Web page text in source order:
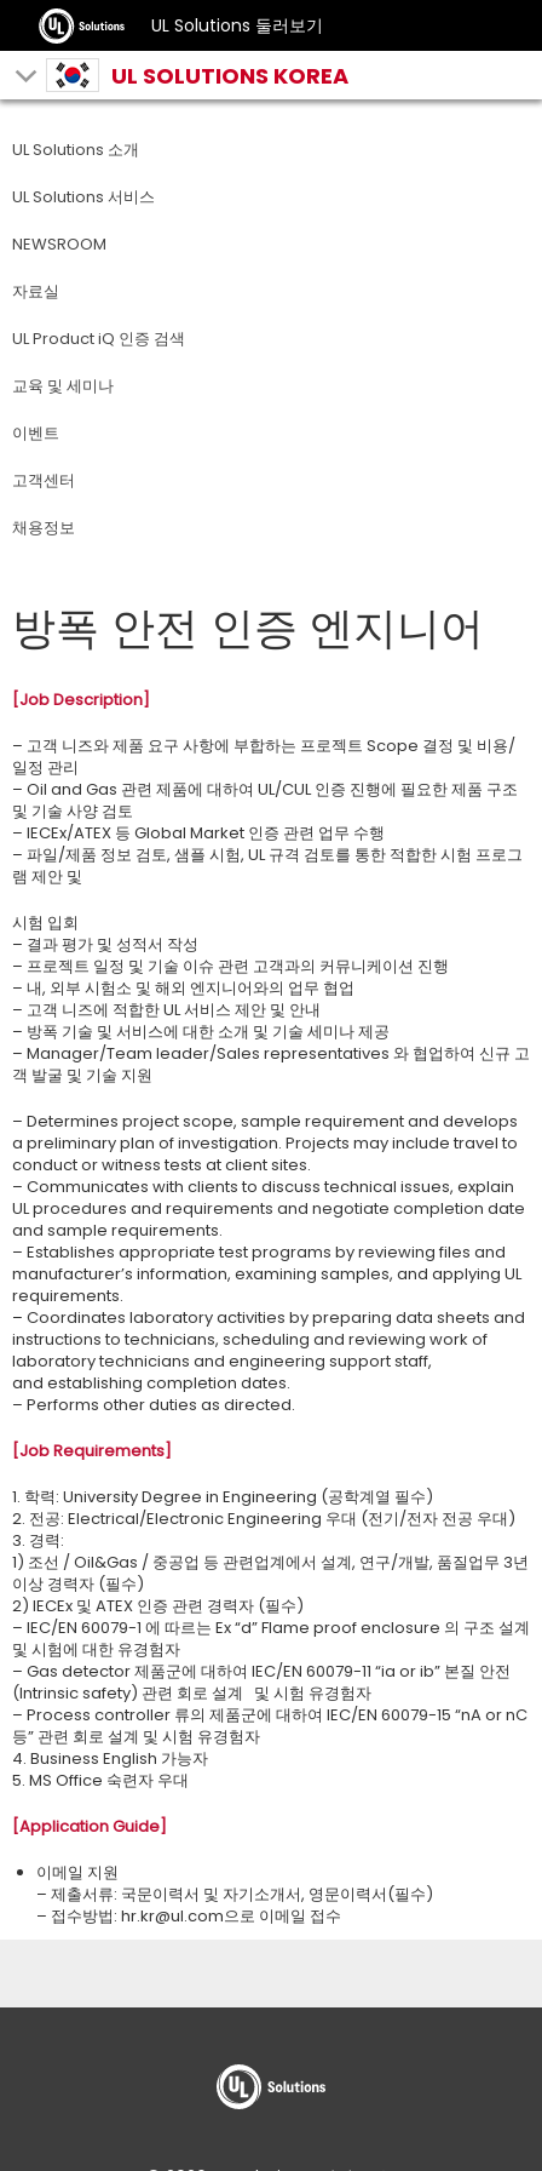
UL Solutions 둘러보기
UL SOLUTIONS KOREA
UL Solutions 소개
UL Solutions 서비스
NEWSROOM
자료실
UL Product iQ 인증 검색
교육 및 세미나
이벤트
고객센터
채용정보
방폭 안전 인증 엔지니어
[Job Description]
– 고객 니즈와 제품 요구 사항에 부합하는 프로젝트 Scope 결정 및 비용/
일정 관리
– Oil and Gas 관련 제품에 대하여 UL/CUL 인증 진행에 필요한 제품 구조
및 기술 사양 검토
– IECEx/ATEX 등 Global Market 인증 관련 업무 수행
– 파일/제품 정보 검토, 샘플 시험, UL 규격 검토를 통한 적합한 시험 프로그
램 제안 및
시험 입회
– 결과 평가 및 성적서 작성
– 프로젝트 일정 및 기술 이슈 관련 고객과의 커뮤니케이션 진행
– 내, 외부 시험소 및 해외 엔지니어와의 업무 협업
– 고객 니즈에 적합한 UL 서비스 제안 및 안내
– 방폭 기술 및 서비스에 대한 소개 및 기술 세미나 제공
– Manager/Team leader/Sales representatives 와 협업하여 신규 고
객 발굴 및 기술 지원
– Determines project scope, sample requirement and develops
a preliminary plan of investigation. Projects may include travel to
conduct or witness tests at client sites.
– Communicates with clients to discuss technical issues, explain
UL procedures and requirements and negotiate completion date
and sample requirements.
– Establishes appropriate test programs by reviewing files and
manufacturer’s information, examining samples, and applying UL
requirements.
– Coordinates laboratory activities by preparing data sheets and
instructions to technicians, scheduling and reviewing work of
laboratory technicians and engineering support staff,
and establishing completion dates.
– Performs other duties as directed.
[Job Requirements]
1. 학력: University Degree in Engineering (공학계열 필수)
2. 전공: Electrical/Electronic Engineering 우대 (전기/전자 전공 우대)
3. 경력:
1) 조선 / Oil&Gas / 중공업 등 관련업계에서 설계, 연구/개발, 품질업무 3년
이상 경력자 (필수)
2) IECEx 및 ATEX 인증 관련 경력자 (필수)
– IEC/EN 60079-1 에 따르는 Ex “d” Flame proof enclosure 의 구조 설계
및 시험에 대한 유경험자
– Gas detector 제품군에 대하여 IEC/EN 60079-11 “ia or ib” 본질 안전
(Intrinsic safety) 관련 회로 설계 및 시험 유경험자
– Process controller 류의 제품군에 대하여 IEC/EN 60079-15 “nA or nC
등” 관련 회로 설계 및 시험 유경험자
4. Business English 가능자
5. MS Office 숙련자 우대
[Application Guide]
이메일 지원
– 제출서류: 국문이력서 및 자기소개서, 영문이력서(필수)
– 접수방법: ​hr.kr@ul.com으로 이메일 접수